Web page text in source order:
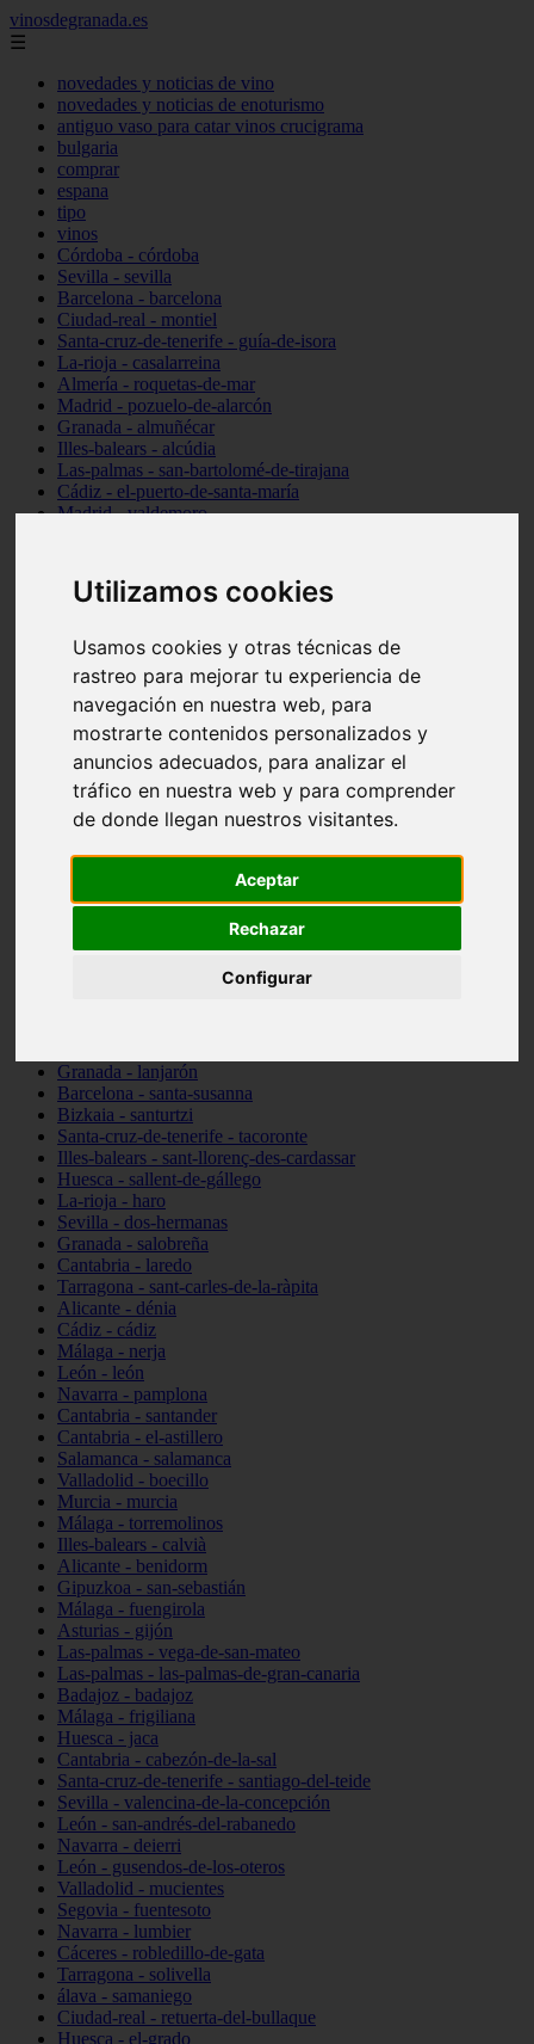
Utilizamos cookies
Usamos cookies y otras técnicas de
rastreo para mejorar tu experiencia de
navegación en nuestra web, para
mostrarte contenidos personalizados y
anuncios adecuados, para analizar el
tráfico en nuestra web y para comprender
de donde llegan nuestros visitantes.
Aceptar
Rechazar
Configurar
vinosdegranada.es
☰
novedades y noticias de vino
novedades y noticias de enoturismo
antiguo vaso para catar vinos crucigrama
bulgaria
comprar
espana
tipo
vinos
Córdoba - córdoba
Sevilla - sevilla
Barcelona - barcelona
Ciudad-real - montiel
Santa-cruz-de-tenerife - guía-de-isora
La-rioja - casalarreina
Almería - roquetas-de-mar
Madrid - pozuelo-de-alarcón
Granada - almuñécar
Illes-balears - alcúdia
Las-palmas - san-bartolomé-de-tirajana
Cádiz - el-puerto-de-santa-maría
Madrid - valdemoro
Cantabria - suances
Sevilla - bormujos
Málaga - júzcar
Huesca - alquézar
Huesca - castejón-de-sos
Lleida - alt-àneu
Córdoba - almedinilla
Navarra - zangoza
Cantabria - arenas-de-iguña
Barcelona - la-pobla-de-lillet
Murcia - cartagena
Madrid - nuevo-baztán
Granada - lanjarón
Barcelona - santa-susanna
Bizkaia - santurtzi
Santa-cruz-de-tenerife - tacoronte
Illes-balears - sant-llorenç-des-cardassar
Huesca - sallent-de-gállego
La-rioja - haro
Sevilla - dos-hermanas
Granada - salobreña
Cantabria - laredo
Tarragona - sant-carles-de-la-ràpita
Alicante - dénia
Cádiz - cádiz
Málaga - nerja
León - león
Navarra - pamplona
Cantabria - santander
Cantabria - el-astillero
Salamanca - salamanca
Valladolid - boecillo
Murcia - murcia
Málaga - torremolinos
Illes-balears - calvià
Alicante - benidorm
Gipuzkoa - san-sebastián
Málaga - fuengirola
Asturias - gijón
Las-palmas - vega-de-san-mateo
Las-palmas - las-palmas-de-gran-canaria
Badajoz - badajoz
Málaga - frigiliana
Huesca - jaca
Cantabria - cabezón-de-la-sal
Santa-cruz-de-tenerife - santiago-del-teide
Sevilla - valencina-de-la-concepción
León - san-andrés-del-rabanedo
Navarra - deierri
León - gusendos-de-los-oteros
Valladolid - mucientes
Segovia - fuentesoto
Navarra - lumbier
Cáceres - robledillo-de-gata
Tarragona - solivella
álava - samaniego
Ciudad-real - retuerta-del-bullaque
Huesca - el-grado